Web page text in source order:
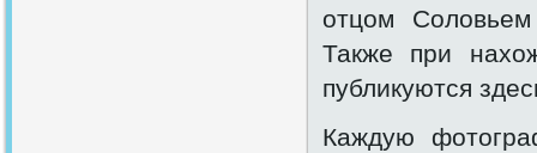
отцом
Также при
публикуются
Каждую